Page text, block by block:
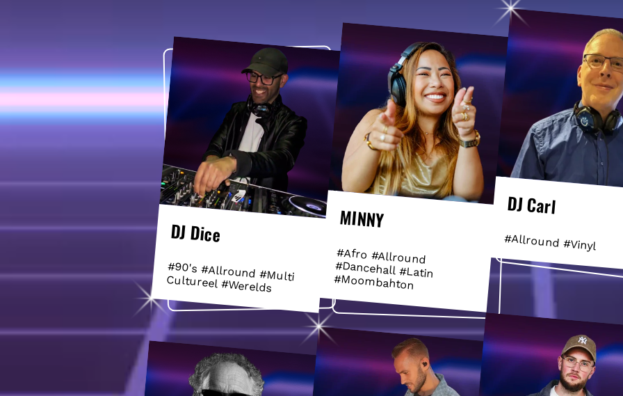
DJ Dice
#90's #Allround #Multi
Cultureel #Werelds
MINNY
#Afro #Allround
#Dancehall #Latin
#Moombahton
DJ Carl
#Allround #Vinyl